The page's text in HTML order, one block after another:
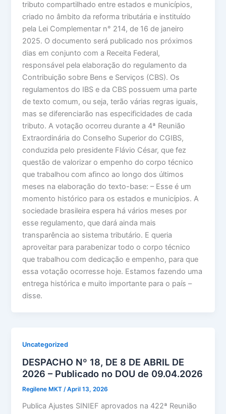
tributo compartilhado entre estados e municípios,
criado no âmbito da reforma tributária e instituído
pela Lei Complementar n° 214, de 16 de janeiro
2025. O documento será publicado nos próximos
dias em conjunto com a Receita Federal,
responsável pela elaboração do regulamento da
Contribuição sobre Bens e Serviços (CBS). Os
regulamentos do IBS e da CBS possuem uma parte
de texto comum, ou seja, terão várias regras iguais,
mas se diferenciarão nas especificidades de cada
tributo. A votação ocorreu durante a 4ª Reunião
Extraordinária do Conselho Superior do CGIBS,
conduzida pelo presidente Flávio César, que fez
questão de valorizar o empenho do corpo técnico
que trabalhou com afinco ao longo dos últimos
meses na elaboração do texto-base: – Esse é um
momento histórico para os estados e municípios. A
sociedade brasileira espera há vários meses por
esse regulamento, que dará ainda mais
transparência ao sistema tributário. E queria
aproveitar para parabenizar todo o corpo técnico
que trabalhou com dedicação e empenho, para que
essa votação ocorresse hoje. Estamos fazendo uma
entrega histórica e muito importante para o país –
disse.
Uncategorized
DESPACHO Nº 18, DE 8 DE ABRIL DE
2026 – Publicado no DOU de 09.04.2026
Regilene MKT/April 13, 2026
Publica Ajustes SINIEF aprovados na 422ª Reunião